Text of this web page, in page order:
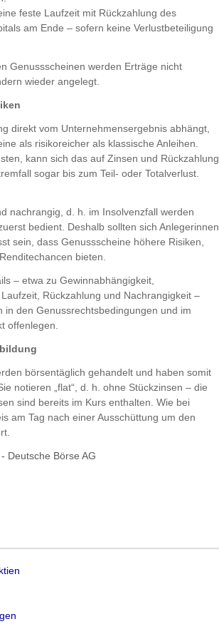
feste Laufzeit mit Rückzahlung des
am Ende – sofern keine Verlustbeteiligung
Genussscheinen werden Erträge nicht
wieder angelegt.
direkt vom Unternehmensergebnis abhängt,
als risikoreicher als klassische Anleihen.
kann sich das auf Zinsen und Rückzahlung
sogar bis zum Teil- oder Totalverlust.
nachrangig, d. h. im Insolvenzfall werden
bedient. Deshalb sollten sich Anlegerinnen
sein, dass Genussscheine höhere Risiken,
bieten.
– etwa zu Gewinnabhängigkeit,
Rückzahlung und Nachrangigkeit –
in den Genussrechtsbedingungen und im
offenlegen.
börsentäglich gehandelt und haben somit
notieren „flat“, d. h. ohne Stückzinsen – die
sind bereits im Kurs enthalten. Wie bei
am Tag nach einer Ausschüttung um den
Deutsche Börse AG